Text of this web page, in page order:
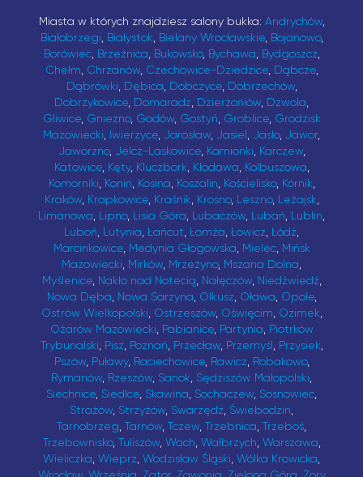
Miasta w których znajdziesz salony bukka: Andrychów,
Białobrzegi, Białystok, Bielany Wrocławskie, Bojanowo,
Borówiec, Brzeźnica, Bukowsko, Bychawa, Bydgoszcz,
Chełm, Chrzanów, Czechowice-Dziedzice, Dąbcze,
Dąbrówki, Dębica, Dobczyce, Dobrzechów,
Dobrzykowice, Domaradz, Dzierżoniów, Dzwola,
Gliwice, Gniezno, Godów, Gostyń, Groblice, Grodzisk
Mazowiecki, Iwierzyce, Jarosław, Jasiel, Jasło, Jawor,
Jaworzno, Jelcz-Laskowice, Kamionki, Karczew,
Katowice, Kęty, Kluczbork, Kłodawa, Kolbuszowa,
Komorniki, Konin, Kosina, Koszalin, Kościelisko, Kórnik,
Kraków, Krapkowice, Kraśnik, Krosno, Leszno, Leżajsk,
Limanowa, Lipno, Lisia Góra, Lubaczów, Lubań, Lublin,
Luboń, Lutynia, Łańcut, Łomża, Łowicz, Łódź,
Marcinkowice, Medynia Głogowska, Mielec, Mińsk
Mazowiecki, Mirków, Mrzeżyno, Mszana Dolna,
Myślenice, Nakło nad Notecią, Nałęczów, Niedźwiedź,
Nowa Dęba, Nowa Sarzyna, Olkusz, Oława, Opole,
Ostrów Wielkopolski, Ostrzeszów, Oświęcim, Ozimek,
Ożarów Mazowiecki, Pabianice, Partynia, Piotrków
Trybunalski, Pisz, Poznań, Przecław, Przemyśl, Przysiek,
Pszów, Puławy, Raciechowice, Rawicz, Robakowo,
Rymanów, Rzeszów, Sanok, Sędziszów Małopolski,
Siechnice, Siedlce, Skawina, Sochaczew, Sosnowiec,
Strażów, Strzyżów, Swarzędz, Świebodzin,
Tarnobrzeg, Tarnów, Tczew, Trzebnica, Trzeboś,
Trzebownisko, Tuliszów, Wach, Wałbrzych, Warszawa,
Wieliczka, Wieprz, Wodzisław Śląski, Wólka Krowicka,